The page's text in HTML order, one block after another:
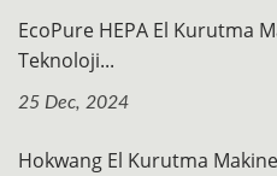
EcoPure HEPA El Kurutma
Teknoloji...
25 Dec, 2024
Hokwang El Kurutma